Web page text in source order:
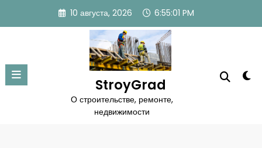
содержимому
10 августа, 2026 6:55:02 PM
StroyGrad
О строительстве, ремонте,
недвижимости